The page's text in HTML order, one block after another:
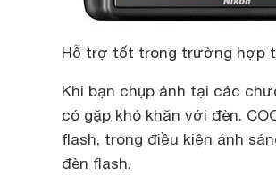
Hỗ trợ tốt trong trường hợp
Khi bạn chụp ảnh tại các
có gặp khó khăn với đèn.
flash, trong điều kiện ánh
đèn flash.